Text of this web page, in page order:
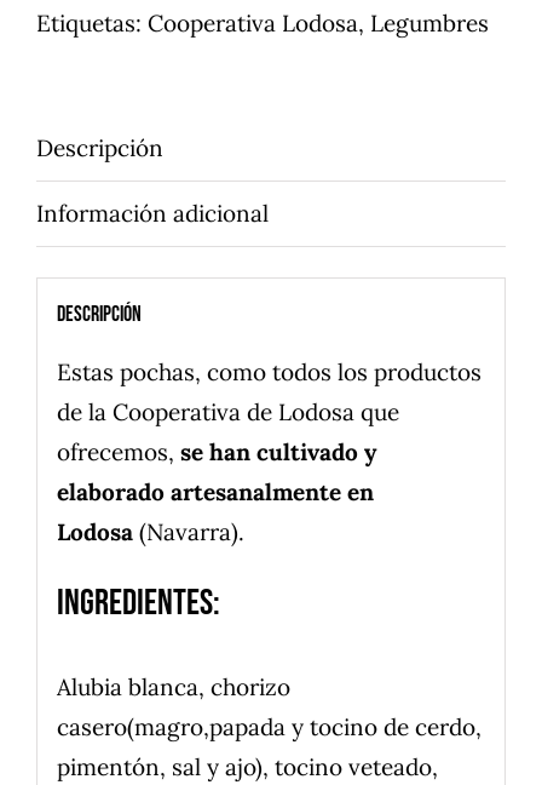
Etiquetas: Cooperativa Lodosa, Legumbres
Descripción
Información adicional
Descripción
Estas pochas, como todos los productos
de la Cooperativa de Lodosa que
ofrecemos, se han cultivado y
elaborado artesanalmente en
Lodosa(Navarra).
Ingredientes:
Alubia blanca, chorizo
casero(magro,papada y tocino de cerdo,
pimentón, sal y ajo), tocino veteado,